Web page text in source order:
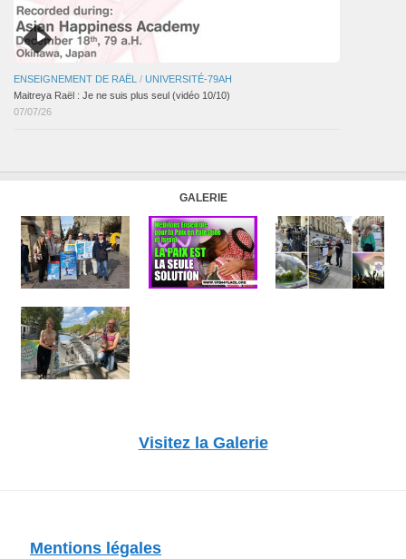
ENSEIGNEMENT DE RAËL / UNIVERSITÉ-79AH
Maitreya Raël : Je ne suis plus seul (vidéo 10/10)
07/07/26
GALERIE
Visitez la Galerie
Mentions légales